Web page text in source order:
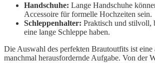
Handschuhe: Lange Handschuhe
Accessoire für formelle Hochzeiten sein.
Schleppenhalter: Praktisch und stilvoll,
eine lange Schleppe haben.
Die Auswahl des perfekten Brautoutfits ist eine
manchmal herausfordernde Aufgabe. Von der